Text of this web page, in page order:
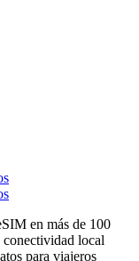
en más de 100
conectividad local
para viajeros